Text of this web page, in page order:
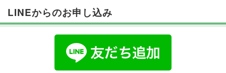
LINEからのお申し込み